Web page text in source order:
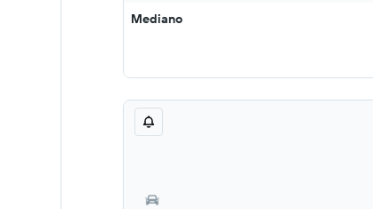
Mediano